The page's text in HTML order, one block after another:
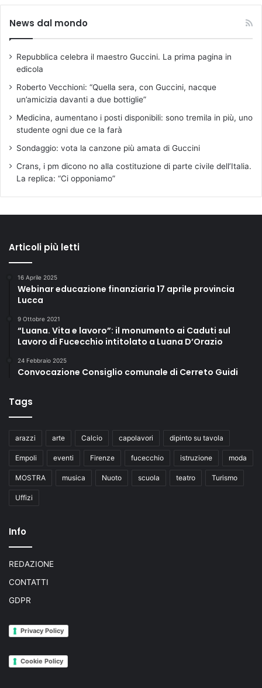
News dal mondo
Repubblica celebra il maestro Guccini. La prima pagina in
edicola
Roberto Vecchioni: “Quella sera, con Guccini, nacque
un’amicizia davanti a due bottiglie”
Medicina, aumentano i posti disponibili: sono tremila in più, uno
studente ogni due ce la farà
Sondaggio: vota la canzone più amata di Guccini
Crans, i pm dicono no alla costituzione di parte civile dell’Italia.
La replica: “Ci opponiamo”
Articoli più letti
16 Aprile 2025
Webinar educazione finanziaria 17 aprile provincia
Lucca
9 Ottobre 2021
“Luana. Vita e lavoro”: il monumento ai Caduti sul
Lavoro di Fucecchio intitolato a Luana D’Orazio
24 Febbraio 2025
Convocazione Consiglio comunale di Cerreto Guidi
Tags
arazzi arte Calcio capolavori dipinto su tavola
Empoli eventi Firenze fucecchio istruzione moda
MOSTRA musica Nuoto scuola teatro Turismo
Uffizi
Info
REDAZIONE
CONTATTI
GDPR
Privacy Policy
Cookie Policy